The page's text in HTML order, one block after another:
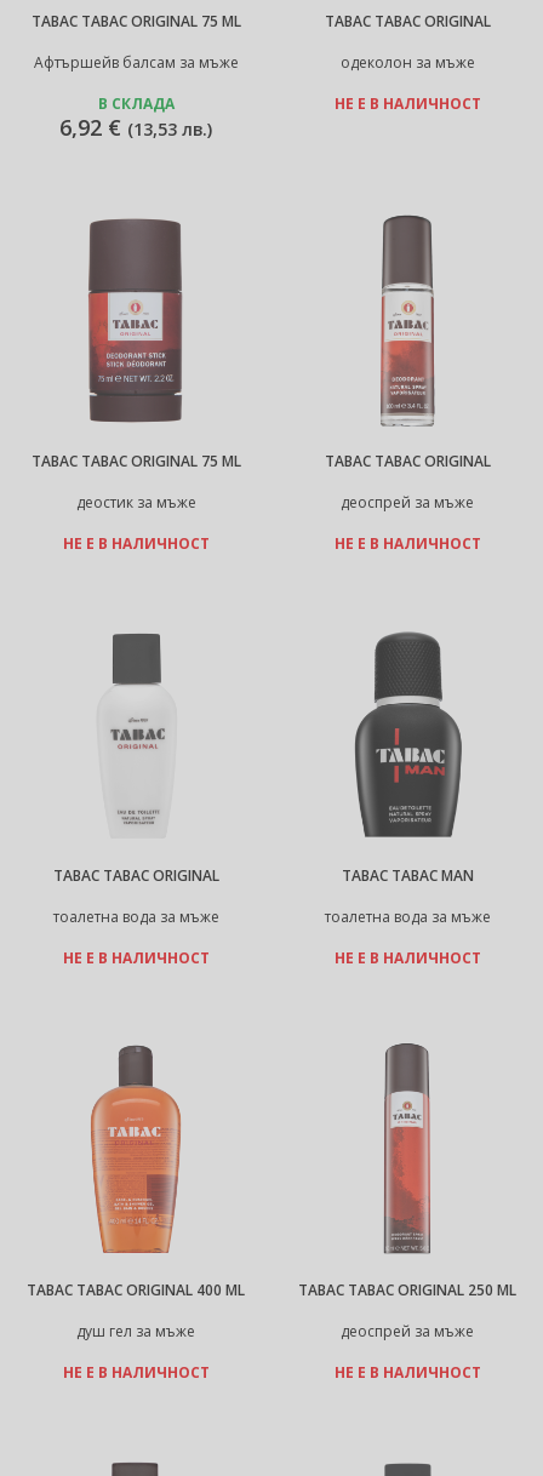
TABAC TABAC ORIGINAL 75 ML
Афтършейв балсам за мъже
В СКЛАДА
6,92 € (13,53 лв.)
TABAC TABAC ORIGINAL
одеколон за мъже
НЕ Е В НАЛИЧНОСТ
TABAC TABAC ORIGINAL 75 ML
деостик за мъже
НЕ Е В НАЛИЧНОСТ
TABAC TABAC ORIGINAL
деоспрей за мъже
НЕ Е В НАЛИЧНОСТ
TABAC TABAC ORIGINAL
тоалетна вода за мъже
НЕ Е В НАЛИЧНОСТ
TABAC TABAC MAN
тоалетна вода за мъже
НЕ Е В НАЛИЧНОСТ
TABAC TABAC ORIGINAL 400 ML
душ гел за мъже
НЕ Е В НАЛИЧНОСТ
TABAC TABAC ORIGINAL 250 ML
деоспрей за мъже
НЕ Е В НАЛИЧНОСТ